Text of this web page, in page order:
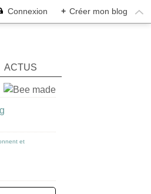
Connexion + Créer mon blog
ACTUS
et